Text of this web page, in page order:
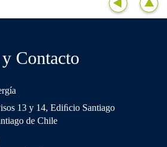
Contacto
13 y 14, Ediﬁcio Santiago
de Chile